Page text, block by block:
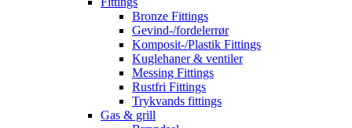
Bronze Fittings
Gevind-/fordelerrør
Komposit-/Plastik Fittings
Kuglehaner & ventiler
Messing Fittings
Rustfri Fittings
Trykvands fittings
Gas & grill